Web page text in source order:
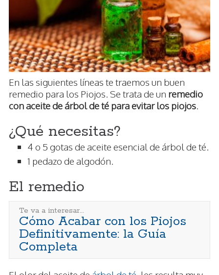
En las siguientes líneas te traemos un buen
remedio para los Piojos. Se trata de un remedio
con aceite de árbol de té para evitar los piojos
¿Qué necesitas?
4 o 5 gotas de aceite esencial de árbol de té.
1 pedazo de algodón.
El remedio
Te va a interesar...
Cómo Acabar con los Piojos
Definitivamente: la Guía
Completa